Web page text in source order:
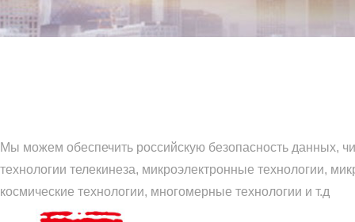
Мы можем обеспечить российскую безопасность данных,
технологии телекинеза, микроэлектронные технологии,
космические технологии, многомерные технологии и т.д